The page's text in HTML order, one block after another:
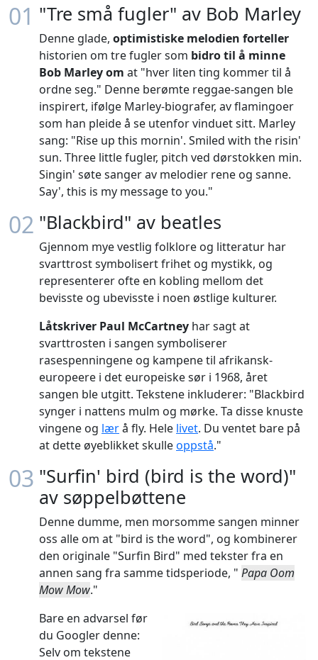
01 "Tre små fugler" av Bob Marley
Denne glade, optimistiske melodien forteller
historien om tre fugler som bidro til å minne
Bob Marley om at "hver liten ting kommer til å
ordne seg." Denne berømte reggae-sangen ble
inspirert, ifølge Marley-biografer, av flamingoer
som han pleide å se utenfor vinduet sitt. Marley
sang: "Rise up this mornin'. Smiled with the risin'
sun. Three little fugler, pitch ved dørstokken min.
Singin' søte sanger av melodier rene og sanne.
Say', this is my message to you."
02 "Blackbird" av beatles
Gjennom mye vestlig folklore og litteratur har
svarttrost symbolisert frihet og mystikk, og
representerer ofte en kobling mellom det
bevisste og ubevisste i noen østlige kulturer.
Låtskriver Paul McCartney har sagt at
svarttrosten i sangen symboliserer
rasespenningene og kampene til afrikansk-
europeere i det europeiske sør i 1968, året
sangen ble utgitt. Tekstene inkluderer: "Blackbird
synger i nattens mulm og mørke. Ta disse knuste
vingene og lærå fly. Hele livet. Du ventet bare på
at dette øyeblikket skulleoppstå."
03 "Surfin' bird (bird is the word)"
av søppelbøttene
Denne dumme, men morsomme sangen minner
oss alle om at "bird is the word", og kombinerer
den originale "Surfin Bird" med tekster fra en
annen sang fra samme tidsperiode, " Papa Oom
Mow Mow."
Bare en advarsel før
du Googler denne:
Selv om tekstene